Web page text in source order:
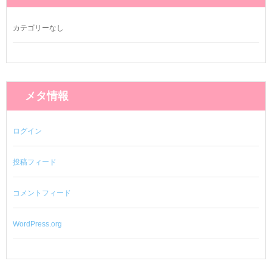
カテゴリーなし
メタ情報
ログイン
投稿フィード
コメントフィード
WordPress.org